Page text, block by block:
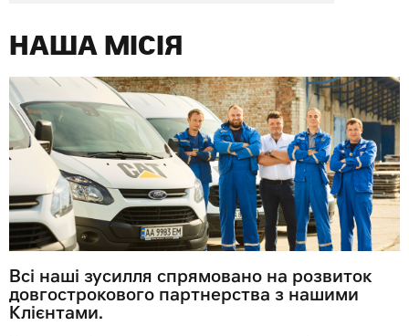
НАША МІСІЯ
Всі наші зусилля спрямовано на розвиток
довгострокового партнерства з нашими
Клієнтами.